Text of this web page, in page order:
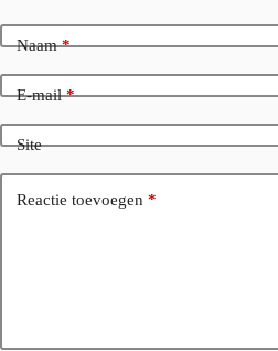
Naam*
E-mail*
Site
Reactie toevoegen *